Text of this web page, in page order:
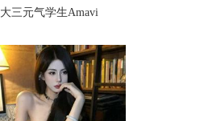
大三元气学生Amavi